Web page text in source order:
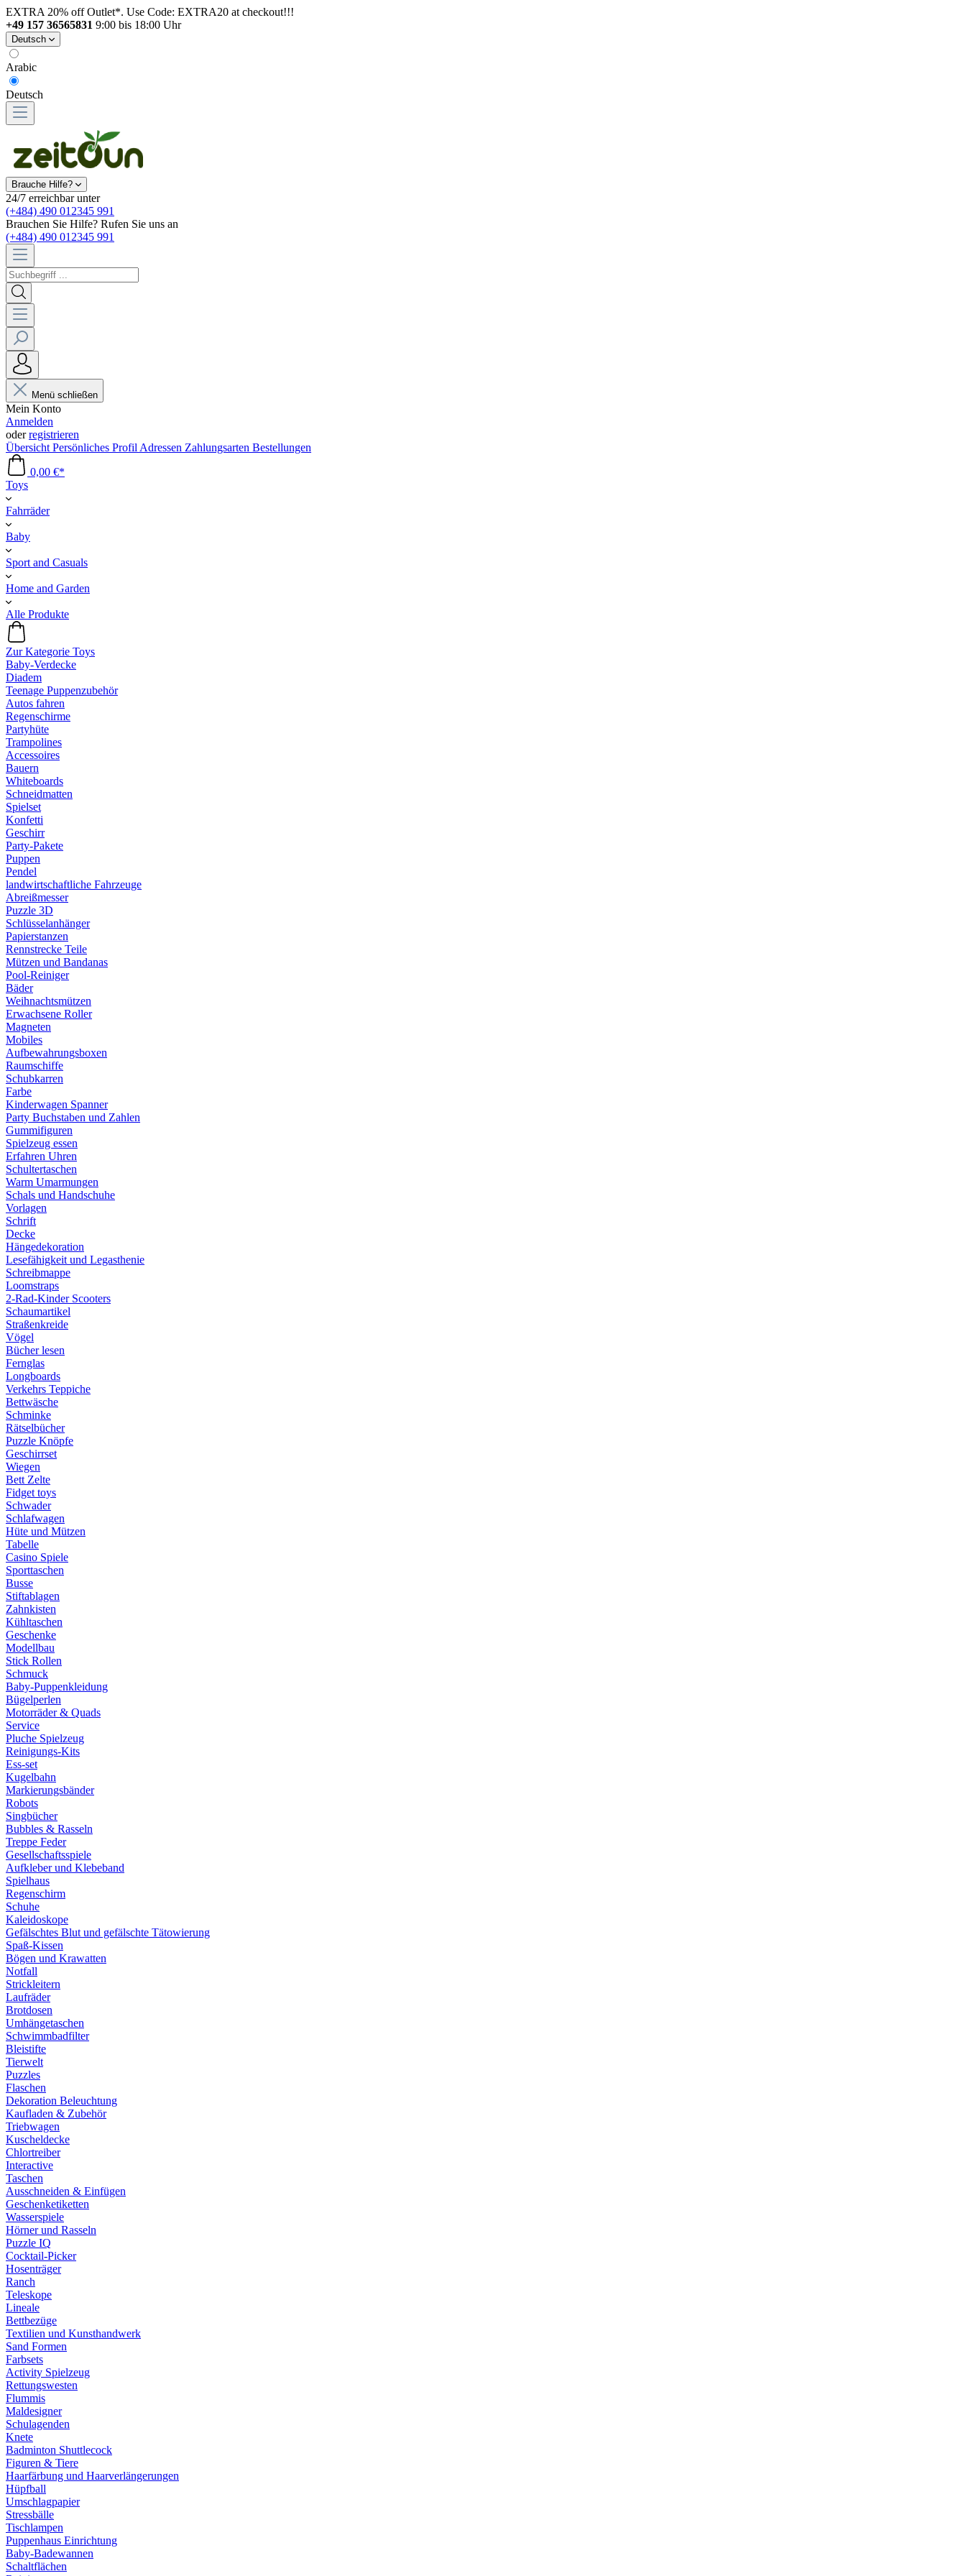
EXTRA 20% off Outlet*. Use Code: EXTRA20 at checkout!!!
+49 157 36565831 9:00 bis 18:00 Uhr
Deutsch
Arabic
Deutsch
Brauche Hilfe?
24/7 erreichbar unter
(+484) 490 012345 991
Brauchen Sie Hilfe? Rufen Sie uns an
(+484) 490 012345 991
Menü schließen
Mein Konto
Anmelden
oderregistrieren
Übersicht Persönliches Profil Adressen Zahlungsarten Bestellungen
0,00 €*
Toys
Fahrräder
Baby
Sport and Casuals
Home and Garden
Alle Produkte
Zur Kategorie Toys
Baby-Verdecke
Diadem
Teenage Puppenzubehör
Autos fahren
Regenschirme
Partyhüte
Trampolines
Accessoires
Bauern
Whiteboards
Schneidmatten
Spielset
Konfetti
Geschirr
Party-Pakete
Puppen
Pendel
landwirtschaftliche Fahrzeuge
Abreißmesser
Puzzle 3D
Schlüsselanhänger
Papierstanzen
Rennstrecke Teile
Mützen und Bandanas
Pool-Reiniger
Bäder
Weihnachtsmützen
Erwachsene Roller
Magneten
Mobiles
Aufbewahrungsboxen
Raumschiffe
Schubkarren
Farbe
Kinderwagen Spanner
Party Buchstaben und Zahlen
Gummifiguren
Spielzeug essen
Erfahren Uhren
Schultertaschen
Warm Umarmungen
Schals und Handschuhe
Vorlagen
Schrift
Decke
Hängedekoration
Lesefähigkeit und Legasthenie
Schreibmappe
Loomstraps
2-Rad-Kinder Scooters
Schaumartikel
Straßenkreide
Vögel
Bücher lesen
Fernglas
Longboards
Verkehrs Teppiche
Bettwäsche
Schminke
Rätselbücher
Puzzle Knöpfe
Geschirrset
Wiegen
Bett Zelte
Fidget toys
Schwader
Schlafwagen
Hüte und Mützen
Tabelle
Casino Spiele
Sporttaschen
Busse
Stiftablagen
Zahnkisten
Kühltaschen
Geschenke
Modellbau
Stick Rollen
Schmuck
Baby-Puppenkleidung
Bügelperlen
Motorräder & Quads
Service
Pluche Spielzeug
Reinigungs-Kits
Ess-set
Kugelbahn
Markierungsbänder
Robots
Singbücher
Bubbles & Rasseln
Treppe Feder
Gesellschaftsspiele
Aufkleber und Klebeband
Spielhaus
Regenschirm
Schuhe
Kaleidoskope
Gefälschtes Blut und gefälschte Tätowierung
Spaß-Kissen
Bögen und Krawatten
Notfall
Strickleitern
Laufräder
Brotdosen
Umhängetaschen
Schwimmbadfilter
Bleistifte
Tierwelt
Puzzles
Flaschen
Dekoration Beleuchtung
Kaufladen & Zubehör
Triebwagen
Kuscheldecke
Chlortreiber
Interactive
Taschen
Ausschneiden & Einfügen
Geschenketiketten
Wasserspiele
Hörner und Rasseln
Puzzle IQ
Cocktail-Picker
Hosenträger
Ranch
Teleskope
Lineale
Bettbezüge
Textilien und Kunsthandwerk
Sand Formen
Farbsets
Activity Spielzeug
Rettungswesten
Flummis
Maldesigner
Schulagenden
Knete
Badminton Shuttlecock
Figuren & Tiere
Haarfärbung und Haarverlängerungen
Hüpfball
Umschlagpapier
Stressbälle
Tischlampen
Puppenhaus Einrichtung
Baby-Badewannen
Schaltflächen